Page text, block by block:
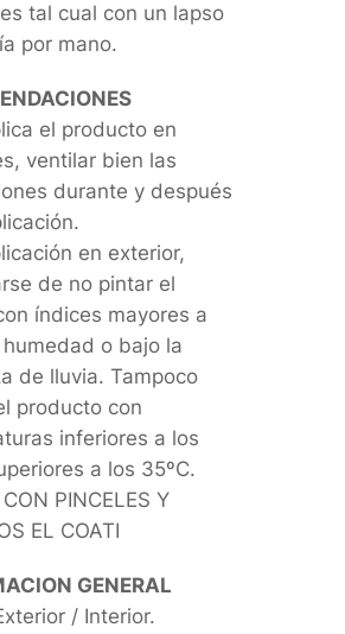
tal cual con un lapso
por mano.
el producto en
ventilar bien las
durante y después
en exterior,
de no pintar el
índices mayores a
o bajo la
de lluvia. Tampoco
producto con
inferiores a los
a los 35ºC.
PINCELES Y
EL COATI
GENERAL
/ Interior.